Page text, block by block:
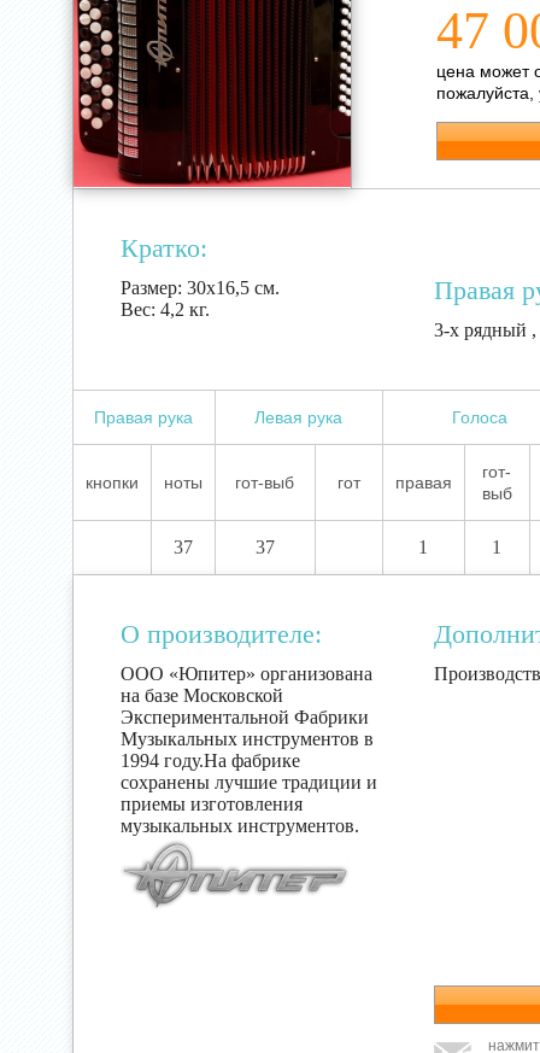
47
цена может
пожалуйста,
Кратко:
Размер: 30х16,5 см.
Вес: 4,2 кг.
Правая
3-х рядный
Правая рука Левая рука Голоса
кнопки ноты гот-выб гот правая
гот-
выб
37 37 1 1
О производителе:
ООО «Юпитер» организована
на базе Московской
Экспериментальной Фабрики
Музыкальных инструментов в
1994 году.На фабрике
сохранены лучшие традиции и
приемы изготовления
музыкальных инструментов.